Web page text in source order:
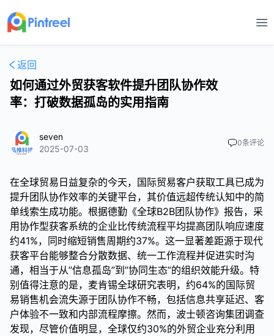
打
返回
如何通过外贸获客软件提升团队协作效
率：打破数据孤岛的实用指南
seven
2025-07-03
0条评论
在全球贸易日益复杂的今天，国际贸易客户获取工具已成为
提升团队协作效率的关键平台，其价值远超传统认知中的简
单线索生成功能。根据德勤《全球B2B团队协作》报告，采
用协作型获客系统的企业比传统流程平均提高团队响应速度
约41%，同时缩短销售周期约37%。这一显著差距源于现代
获客平台能够整合分散数据、统一工作流程并促进实时沟
通，相当于从”信息孤岛”到”协同生态”的组织效能升级。特
别值得注意的是，麦肯锡全球研究表明，约64%的国际贸
易销售机会流失源于团队协作不畅，包括信息共享延迟、客
户体验不一致和内部流程摩擦。然而，波士顿咨询集团调查
发现，尽管价值明显，全球仅约30%的外贸企业充分利用